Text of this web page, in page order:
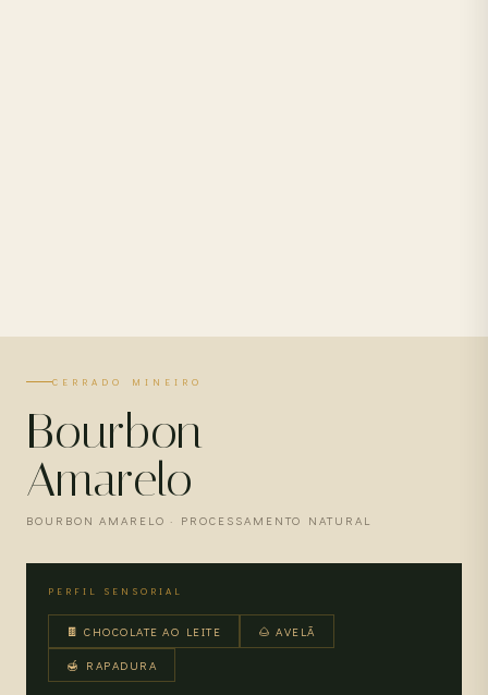
CERRADO MINEIRO
Bourbon
Amarelo
BOURBON AMARELO · PROCESSAMENTO NATURAL
PERFIL SENSORIAL
🍫 CHOCOLATE AO LEITE 🌰 AVELÃ
🍯 RAPADURA